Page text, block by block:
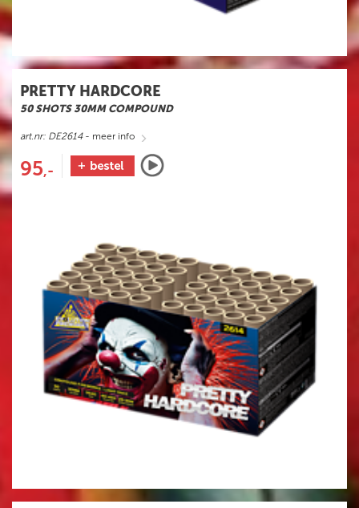
PRETTY HARDCORE
50 SHOTS 30MM COMPOUND
art.nr: DE2614- meer info
95,-